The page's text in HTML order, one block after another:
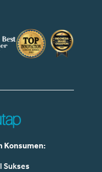
Konsumen:
Sukses